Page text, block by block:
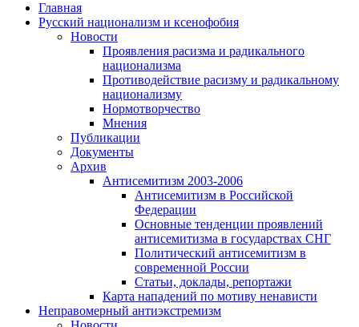
Главная
Русский национализм и ксенофобия
Новости
Проявления расизма и радикального
национализма
Противодействие расизму и радикальному
национализму
Нормотворчество
Мнения
Публикации
Документы
Архив
Антисемитизм 2003-2006
Антисемитизм в Российской
Федерации
Основные тенденции проявлений
антисемитизма в государствах СНГ
Политический антисемитизм в
современной России
Статьи, доклады, репортажи
Карта нападений по мотиву ненависти
Неправомерный антиэкстремизм